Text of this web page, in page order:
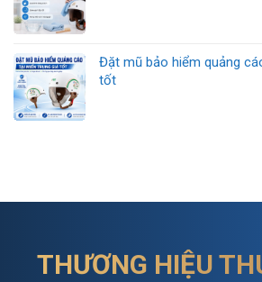
Đặt mũ bảo hiểm quảng
tốt
THƯƠNG HIỆU